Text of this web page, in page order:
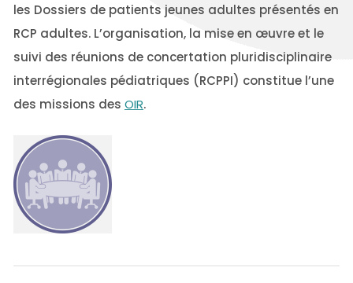
les Dossiers de patients jeunes adultes présentés en
RCP adultes. L’organisation, la mise en œuvre et le
suivi des réunions de concertation pluridisciplinaire
interrégionales pédiatriques (RCPPI) constitue l’une
des missions des OIR.